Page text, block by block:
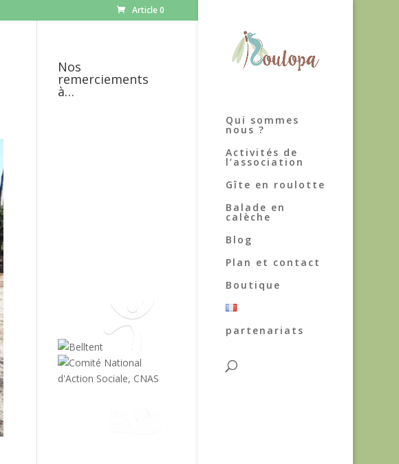
Article 0
Qui sommes
nous ?
Activités de
l’association
Gîte en roulotte
Balade en
calèche
Blog
Plan et contact
Boutique
partenariats
Nos
remerciements
à…